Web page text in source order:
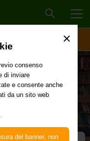
consenso
di inviare
e consente anche
da un sito web
del banner, non